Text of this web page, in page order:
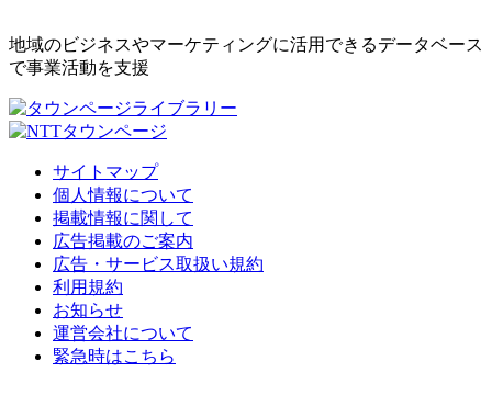
地域のビジネスやマーケティングに活用できるデータベース
で事業活動を支援
サイトマップ
個人情報について
掲載情報に関して
広告掲載のご案内
広告・サービス取扱い規約
利用規約
お知らせ
運営会社について
緊急時はこちら